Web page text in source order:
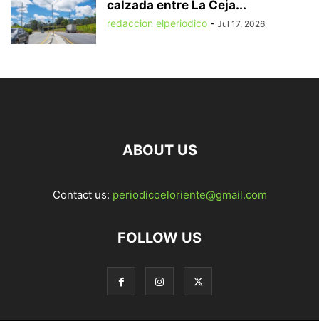
calzada entre La Ceja...
redaccion elperiodico - Jul 17, 2026
ABOUT US
Contact us: periodicoeloriente@gmail.com
FOLLOW US